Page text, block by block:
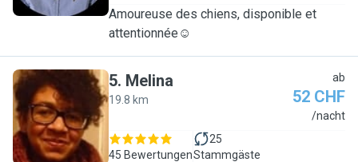
Amoureuse des chiens, disponible et
attentionnée☺️
M
5. Melina
19.8 km
ab
52 CHF
/nacht
45 Bewertungen
25
Stammgäste